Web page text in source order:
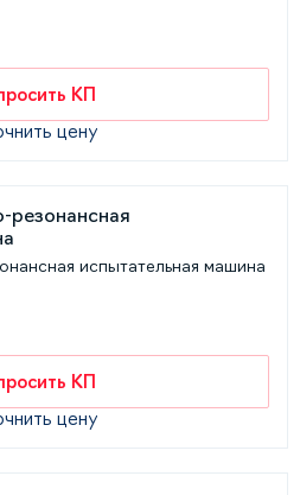
КП
цену
испытательная машина
КП
цену